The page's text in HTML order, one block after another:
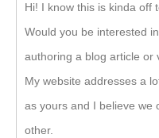
Hi! I know this is kinda off
Would you be interested
authoring a blog article or
My website addresses a
as yours and I believe we
other.